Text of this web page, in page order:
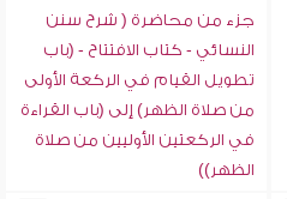
جزء من محاضرة ( شرح سنن
النسائي - كتاب الافتتاح - (باب
تطويل القيام في الركعة الأولى
من صلاة الظهر) إلى (باب القراءة
في الركعتين الأوليين من صلاة
الظهر))